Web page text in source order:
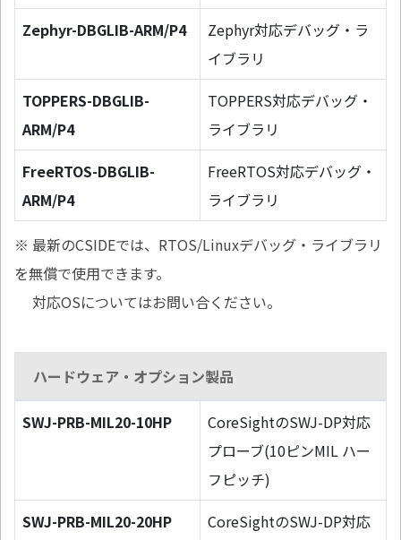
Zephyr-DBGLIB-ARM/P4
Zephyr対応デバッグ・ラ
イブラリ
TOPPERS-DBGLIB-
ARM/P4
TOPPERS対応デバッグ・
ライブラリ
FreeRTOS-DBGLIB-
ARM/P4
FreeRTOS対応デバッグ・
ライブラリ
※ 最新のCSIDEでは、RTOS/Linuxデバッグ・ライブラリ
を無償で使用できます。
対応OSについてはお問い合ください。
ハードウェア・オプション製品
SWJ-PRB-MIL20-10HP
CoreSightのSWJ-DP対応
プローブ(10ピンMIL ハー
フピッチ)
SWJ-PRB-MIL20-20HP
CoreSightのSWJ-DP対応